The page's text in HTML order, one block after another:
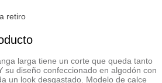
retiro
larga tiene un corte que queda tanto
su diseño confeccionado en algodón con
un look desgastado. Modelo de calce